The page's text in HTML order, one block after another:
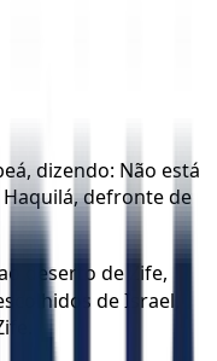
dizendo: Não está
defronte de
deserto de Zife,
de Israel,